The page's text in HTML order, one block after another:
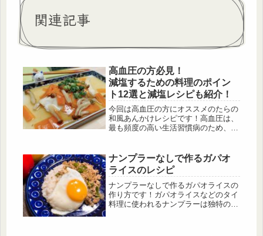
関連記事
高血圧の方必見！
減塩するための料理のポイン
ト12選と減塩レシピも紹介！
今回は高血圧の方にオススメのたらの
和風あんかけレシピです！高血圧は、
最も頻度の高い生活習慣病のため、
養・食事療法についても詳しく解説し
ていきます。
ナンプラーなしで作るガパオ
ライスのレシピ
ナンプラーなしで作るガパオライスの
作り方です！ガパオライスなどのタイ
料理に使われるナンプラーは独特の匂